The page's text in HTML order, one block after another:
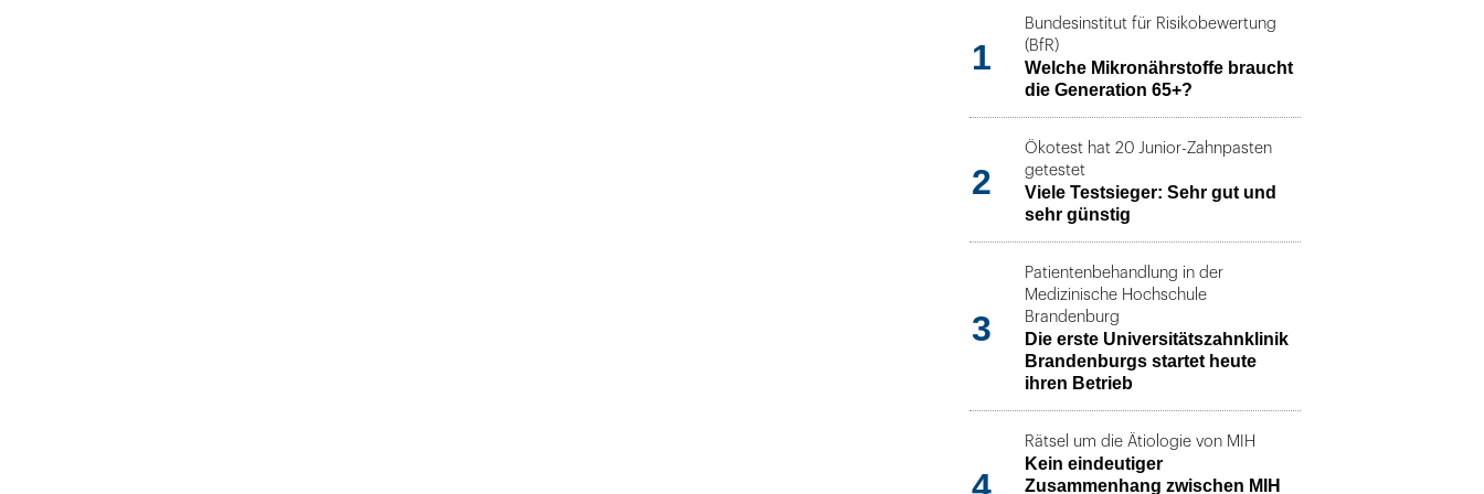
1
Bundesinstitut für Risikobewertung
(BfR)
Welche Mikronährstoffe braucht
die Generation 65+?
2
Ökotest hat 20 Junior-Zahnpasten
getestet
Viele Testsieger: Sehr gut und
sehr günstig
3
Patientenbehandlung in der
Medizinische Hochschule
Brandenburg
Die erste Universitätszahnklinik
Brandenburgs startet heute
ihren Betrieb
4
Rätsel um die Ätiologie von MIH
Kein eindeutiger
Zusammenhang zwischen MIH